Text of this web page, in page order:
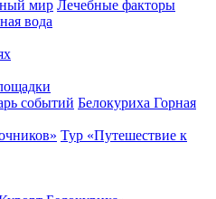
мир Лечебные факторы
вода
событий Белокуриха Горная
Тур «Путешествие к